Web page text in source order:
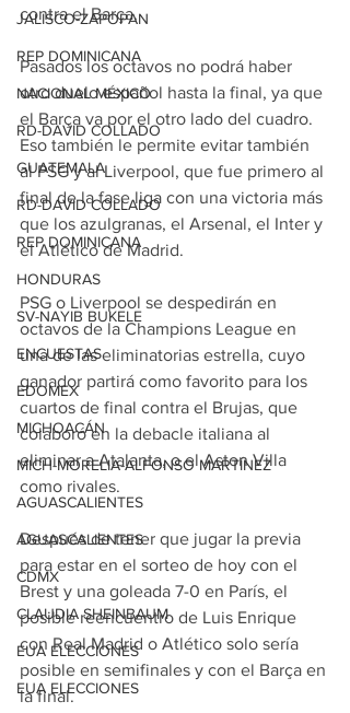
JALISCO-ZAPOPAN
REP DOMINICANA
NACIONAL MÉXICO
RD-DAVID COLLADO
GUATEMALA
RD-DAVID COLLADO
REP DOMINICANA
HONDURAS
SV-NAYIB BUKELE
ENCUESTAS
EDOMEX
MICHOACÁN
MICH-MORELIA-ALFONSO MARTÍNEZ
AGUASCALIENTES
AGUASCALIENTES
CDMX
CLAUDIA SHEINBAUM
EUA ELECCIONES
EUA ELECCIONES
contra el Barça.
Pasados los octavos no podrá haber
otro duelo español hasta la final, ya que
el Barça va por el otro lado del cuadro.
Eso también le permite evitar también
al PSG y al Liverpool, que fue primero al
final de la fase liga con una victoria más
que los azulgranas, el Arsenal, el Inter y
el Atlético de Madrid.
PSG o Liverpool se despedirán en
octavos de la Champions League en
una de las eliminatorias estrella, cuyo
ganador partirá como favorito para los
cuartos de final contra el Brujas, que
colaboró en la debacle italiana al
eliminar a Atalanta, o el Aston Villa
como rivales.
Después de tener que jugar la previa
para estar en el sorteo de hoy con el
Brest y una goleada 7-0 en París, el
posible reencuentro de Luis Enrique
con Real Madrid o Atlético solo sería
posible en semifinales y con el Barça en
la final.